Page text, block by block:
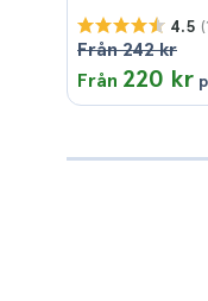
4.5
Från 242 kr
Från 220 kr